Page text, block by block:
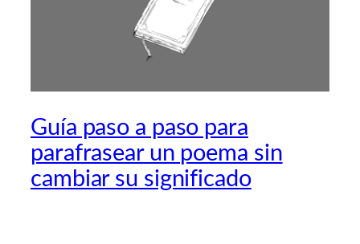
Guía paso a paso para
parafrasear un poema sin
cambiar su significado